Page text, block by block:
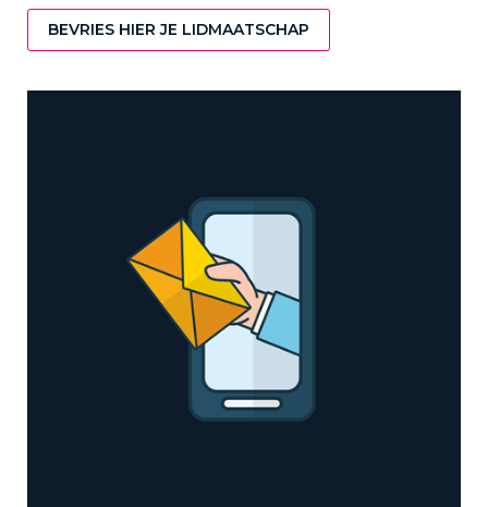
BEVRIES HIER JE LIDMAATSCHAP